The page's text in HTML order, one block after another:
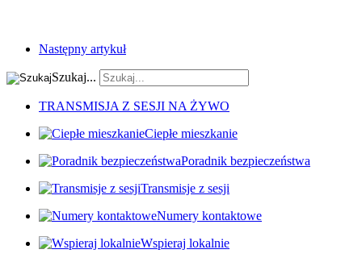
Następny artykuł
Szukaj...
TRANSMISJA Z SESJI NA ŻYWO
Ciepłe mieszkanie
Poradnik bezpieczeństwa
Transmisje z sesji
Numery kontaktowe
Wspieraj lokalnie